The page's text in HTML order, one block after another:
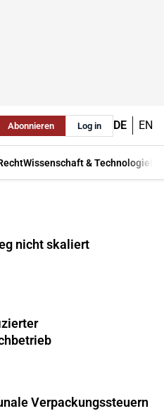
Abonnieren Log in DE EN
Wissenschaft & Technologie
nicht skaliert
Verpackungssteuern